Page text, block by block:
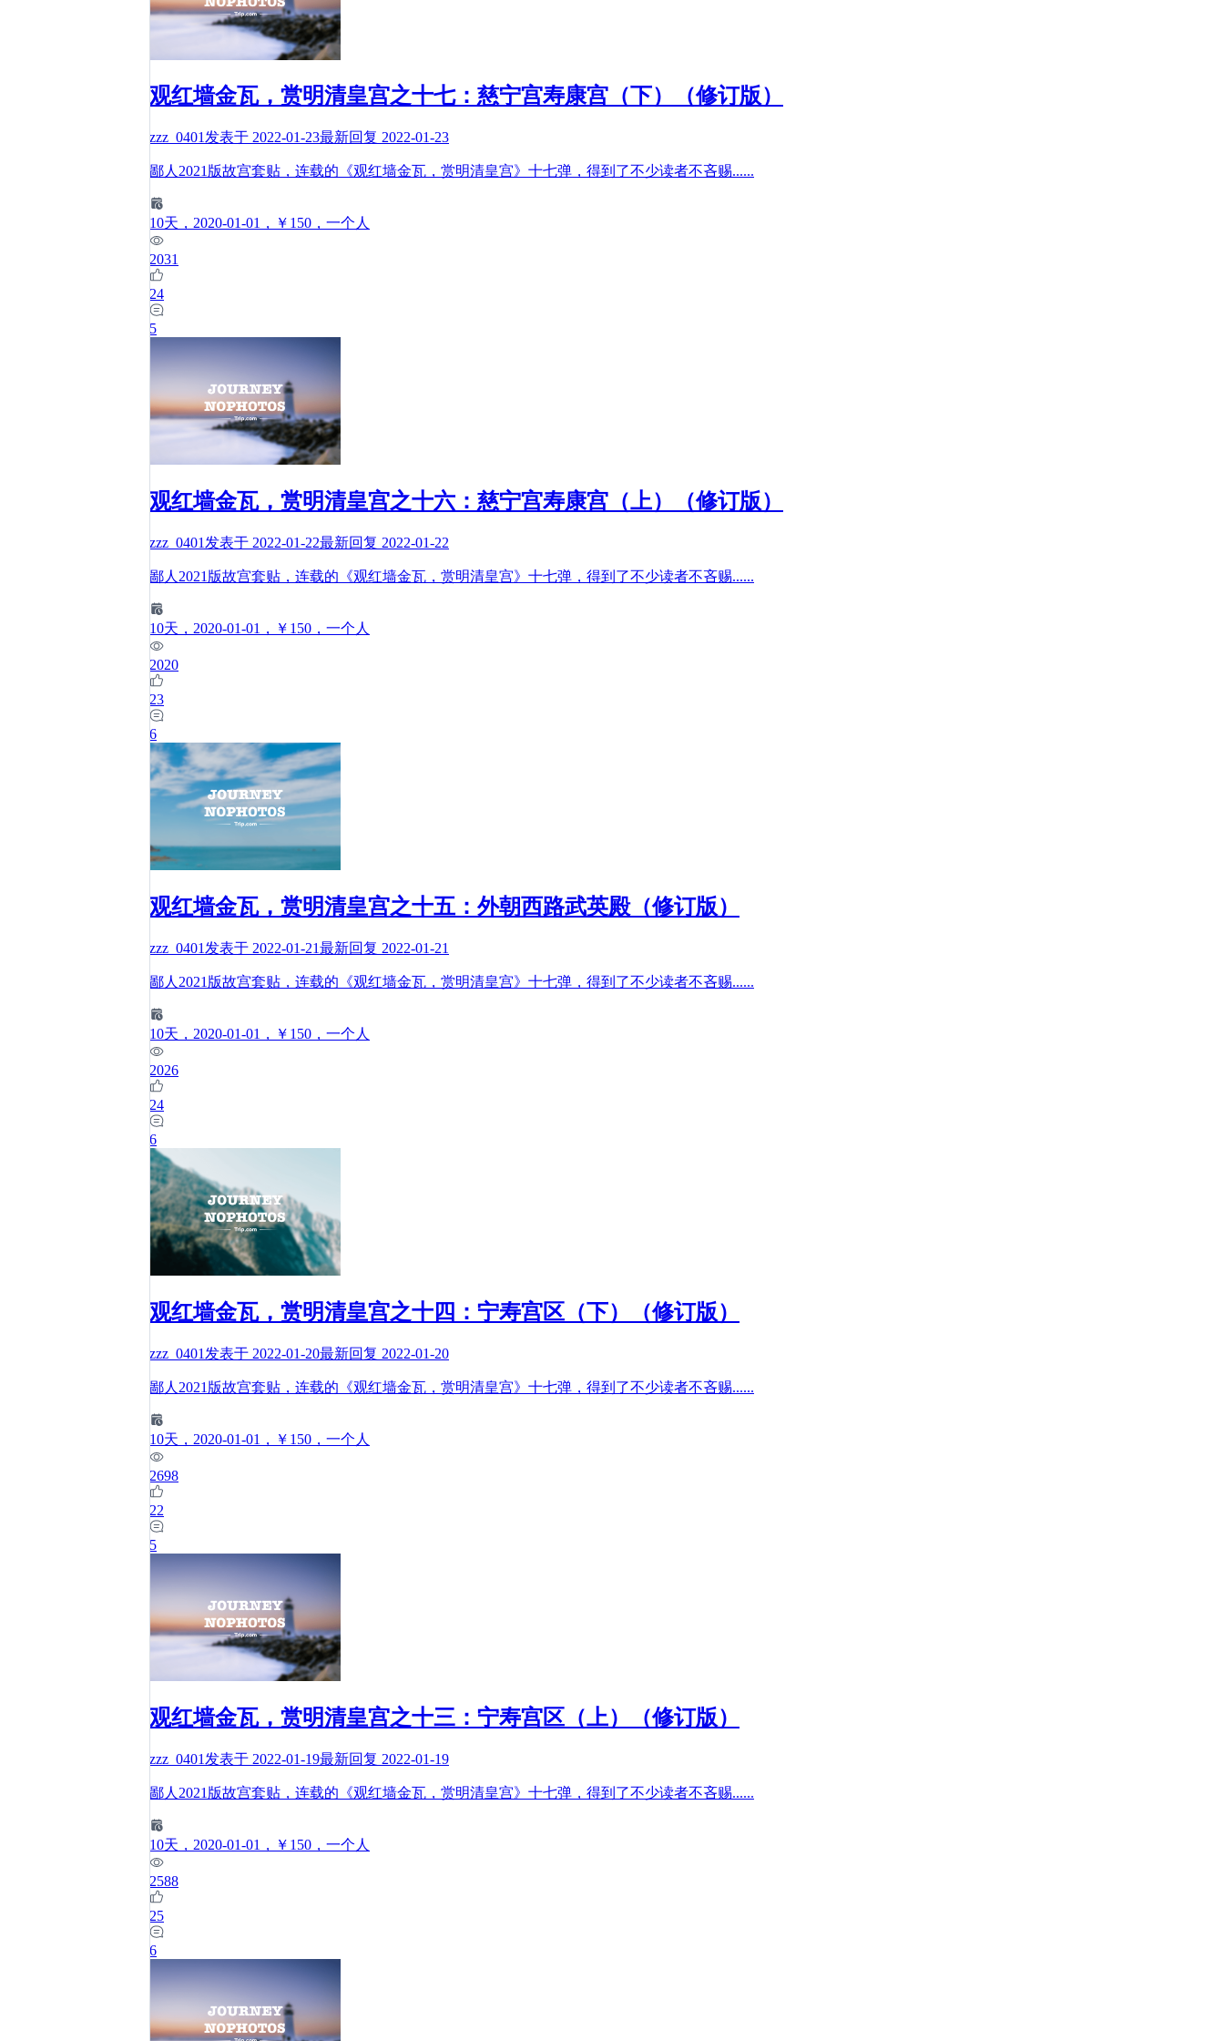
观红墙金瓦，赏明清皇宫之十七：慈宁宫寿康宫（下）（修订版）
zzz_0401 发表于 2022-01-23最新回复 2022-01-23
鄙人2021版故宫套贴，连载的《观红墙金瓦，赏明清皇宫》十七弹，得到了不少读者不吝赐......
10天 ，2020-01-01 ，￥150 ，一个人
2031
24
5
观红墙金瓦，赏明清皇宫之十六：慈宁宫寿康宫（上）（修订版）
zzz_0401 发表于 2022-01-22最新回复 2022-01-22
鄙人2021版故宫套贴，连载的《观红墙金瓦，赏明清皇宫》十七弹，得到了不少读者不吝赐......
10天 ，2020-01-01 ，￥150 ，一个人
2020
23
6
观红墙金瓦，赏明清皇宫之十五：外朝西路武英殿（修订版）
zzz_0401 发表于 2022-01-21最新回复 2022-01-21
鄙人2021版故宫套贴，连载的《观红墙金瓦，赏明清皇宫》十七弹，得到了不少读者不吝赐......
10天 ，2020-01-01 ，￥150 ，一个人
2026
24
6
观红墙金瓦，赏明清皇宫之十四：宁寿宫区（下）（修订版）
zzz_0401 发表于 2022-01-20最新回复 2022-01-20
鄙人2021版故宫套贴，连载的《观红墙金瓦，赏明清皇宫》十七弹，得到了不少读者不吝赐......
10天 ，2020-01-01 ，￥150 ，一个人
2698
22
5
观红墙金瓦，赏明清皇宫之十三：宁寿宫区（上）（修订版）
zzz_0401 发表于 2022-01-19最新回复 2022-01-19
鄙人2021版故宫套贴，连载的《观红墙金瓦，赏明清皇宫》十七弹，得到了不少读者不吝赐......
10天 ，2020-01-01 ，￥150 ，一个人
2588
25
6